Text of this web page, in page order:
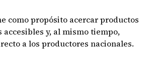
como propósito acercar productos
accesibles y, al mismo tiempo,
a los productores nacionales.